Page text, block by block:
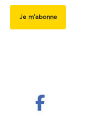
Je m'abonne